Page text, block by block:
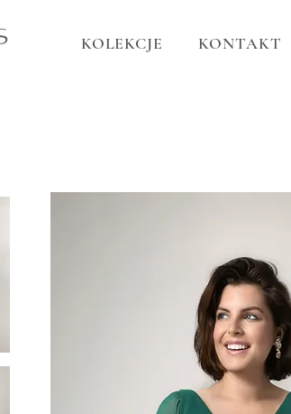
KOLEKCJE KONTAKT